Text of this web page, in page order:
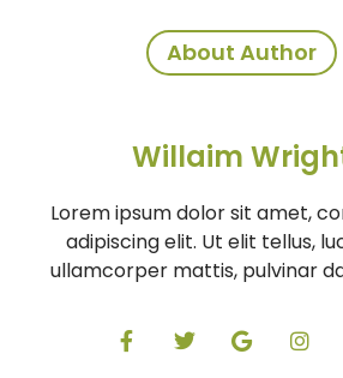
About Author
Willaim
Lorem ipsum dolor sit amet,
adipiscing elit. Ut elit tellus,
ullamcorper mattis, pulvinar